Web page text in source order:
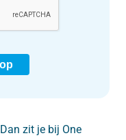
zit je bij One